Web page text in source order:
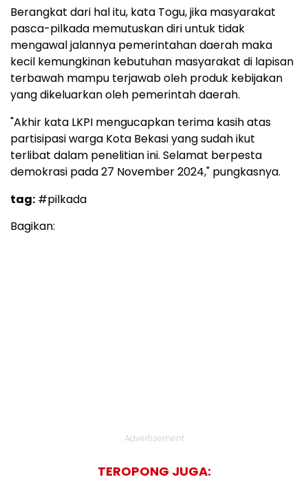
Berangkat dari hal itu, kata Togu, jika masyarakat
pasca-pilkada memutuskan diri untuk tidak
mengawal jalannya pemerintahan daerah maka
kecil kemungkinan kebutuhan masyarakat di lapisan
terbawah mampu terjawab oleh produk kebijakan
yang dikeluarkan oleh pemerintah daerah.
"Akhir kata LKPI mengucapkan terima kasih atas
partisipasi warga Kota Bekasi yang sudah ikut
terlibat dalam penelitian ini. Selamat berpesta
demokrasi pada 27 November 2024," pungkasnya.
tag: #pilkada
Bagikan:
Advertisement
TEROPONG JUGA: